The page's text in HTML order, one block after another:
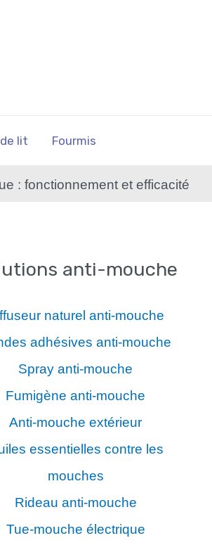
lit Fourmis
: fonctionnement et efficacité
anti-mouche
naturel anti-mouche
adhésives anti-mouche
Spray anti-mouche
Fumigène anti-mouche
Anti-mouche extérieur
essentielles contre les
mouches
Rideau anti-mouche
Tue-mouche électrique